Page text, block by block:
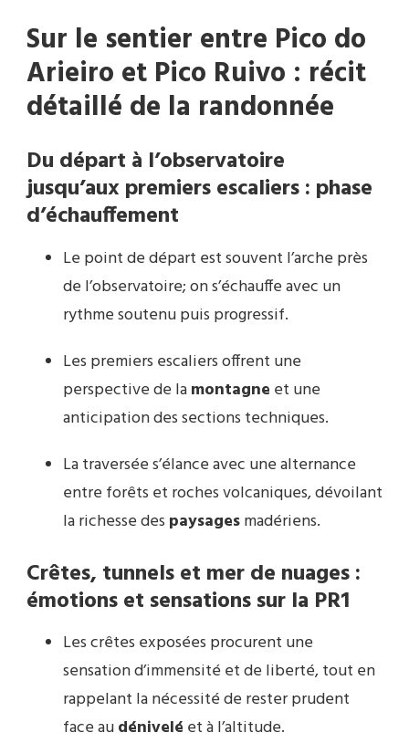
Sur le sentier entre Pico do
Arieiro et Pico Ruivo : récit
détaillé de la randonnée
Du départ à l’observatoire
jusqu’aux premiers escaliers : phase
d’échauffement
Le point de départ est souvent l’arche près
de l’observatoire; on s’échauffe avec un
rythme soutenu puis progressif.
Les premiers escaliers offrent une
perspective de lamontagne et une
anticipation des sections techniques.
La traversée s’élance avec une alternance
entre forêts et roches volcaniques, dévoilant
la richesse des paysagesmadériens.
Crêtes, tunnels et mer de nuages :
émotions et sensations sur la PR1
Les crêtes exposées procurent une
sensation d’immensité et de liberté, tout en
rappelant la nécessité de rester prudent
face audénivelé et à l’altitude.